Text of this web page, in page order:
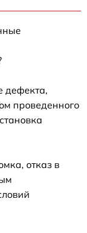
дефекта,
проведенного
отказ в